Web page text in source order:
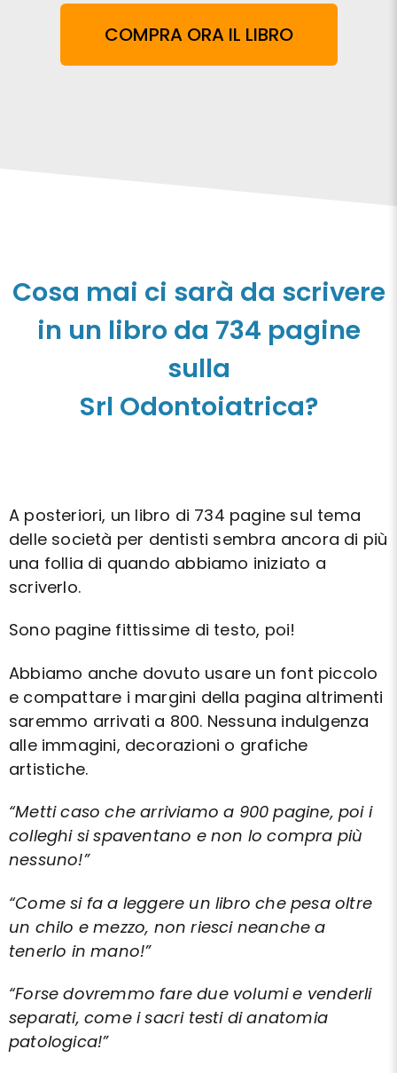
COMPRA ORA IL LIBRO
Cosa mai ci sarà da scrivere
in un libro da 734 pagine
sulla
Srl Odontoiatrica?
A posteriori, un libro di 734 pagine sul tema
delle società per dentisti sembra ancora di più
una follia di quando abbiamo iniziato a
scriverlo.
Sono pagine fittissime di testo, poi!
Abbiamo anche dovuto usare un font piccolo
e compattare i margini della pagina altrimenti
saremmo arrivati a 800. Nessuna indulgenza
alle immagini, decorazioni o grafiche
artistiche.
“Metti caso che arriviamo a 900 pagine, poi i
colleghi si spaventano e non lo compra più
nessuno!”
“Come si fa a leggere un libro che pesa oltre
un chilo e mezzo, non riesci neanche a
tenerlo in mano!”
“Forse dovremmo fare due volumi e venderli
separati, come i sacri testi di anatomia
patologica!”